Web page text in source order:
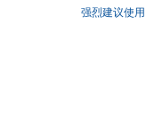
强烈建议使